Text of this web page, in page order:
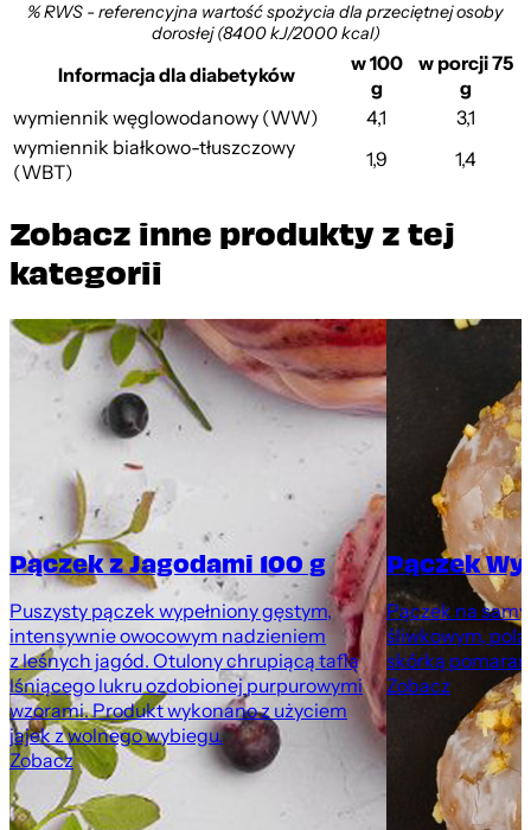
% RWS - referencyjna wartość spożycia dla przeciętnej osoby
dorosłej (8400 kJ/2000 kcal)
Informacja dla diabetyków
w 100
g
w porcji 75
g
wymiennik węglowodanowy (WW)
4,1
3,1
wymiennik białkowo-tłuszczowy
(WBT)
1,9 1,4
Zobacz inne produkty z tej
kategorii
Pączek z Jagodami 100 g
Puszysty pączek wypełniony gęstym,
intensywnie owocowym nadzieniem
z leśnych jagód. Otulony chrupiącą taflą
lśniącego lukru ozdobionej purpurowymi
wzorami. Produkt wykonano z użyciem
jajek z wolnego wybiegu.
Zobacz
Pączek
Pączek na
śliwkowym,
skórką
Zobacz